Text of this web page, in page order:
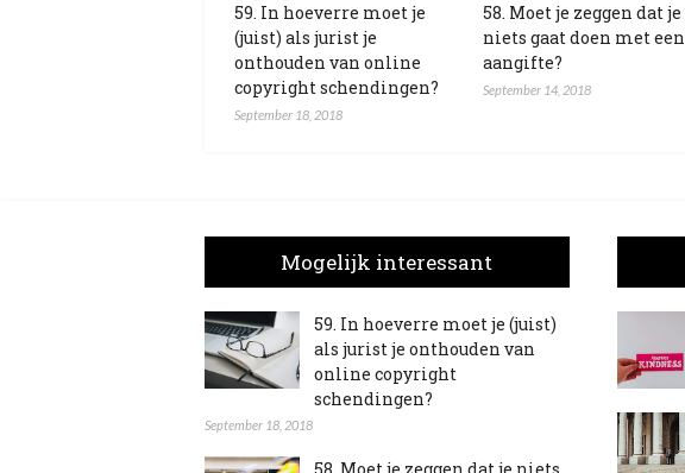
59. In hoeverre moet je
(juist) als jurist je
onthouden van online
copyright schendingen?
September 18, 2018
58. Moet je zeggen dat je
niets gaat doen met een
aangifte?
September 14, 2018
Mogelijk interessant
59. In hoeverre moet je (juist)
als jurist je onthouden van
online copyright
schendingen?
September 18, 2018